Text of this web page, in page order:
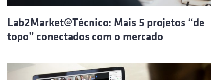
Lab2Market@Técnico: Mais 5 projetos “de
topo” conectados com o mercado